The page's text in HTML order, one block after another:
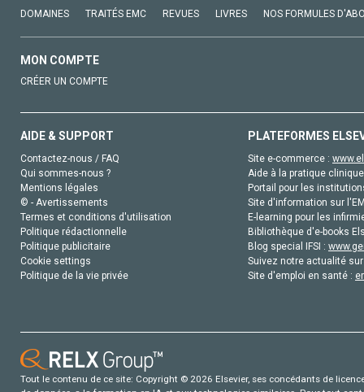
DOMAINES TRAITÉS EMC REVUES LIVRES NOS FORMULES
MON COMPTE
CRÉER UN COMPTE
AIDE & SUPPORT
Contactez-nous / FAQ
Qui sommes-nous ?
Mentions légales
© - Avertissements
Termes et conditions d'utilisation
Politique rédactionnelle
Politique publicitaire
Cookie settings
Politique de la vie privée
PLATEFORMES
Site e-commerce :
Aide à la pratique
Portail pour les
Site d'information sur
E-learning pour les
Bibliothèque d'e-books
Blog special IFSI :
Suivez notre actualité
Site d'emploi en santé :
Tout le contenu de ce site: Copyright © 2026 Elsevier, ses concédants de